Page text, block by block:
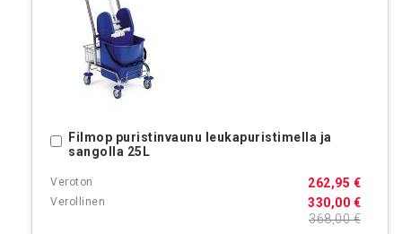
Filmop puristinvaunu leukapuristimella ja
sangolla 25L
330,00 €
262,95 €
368,00 €
Ostoskoriin